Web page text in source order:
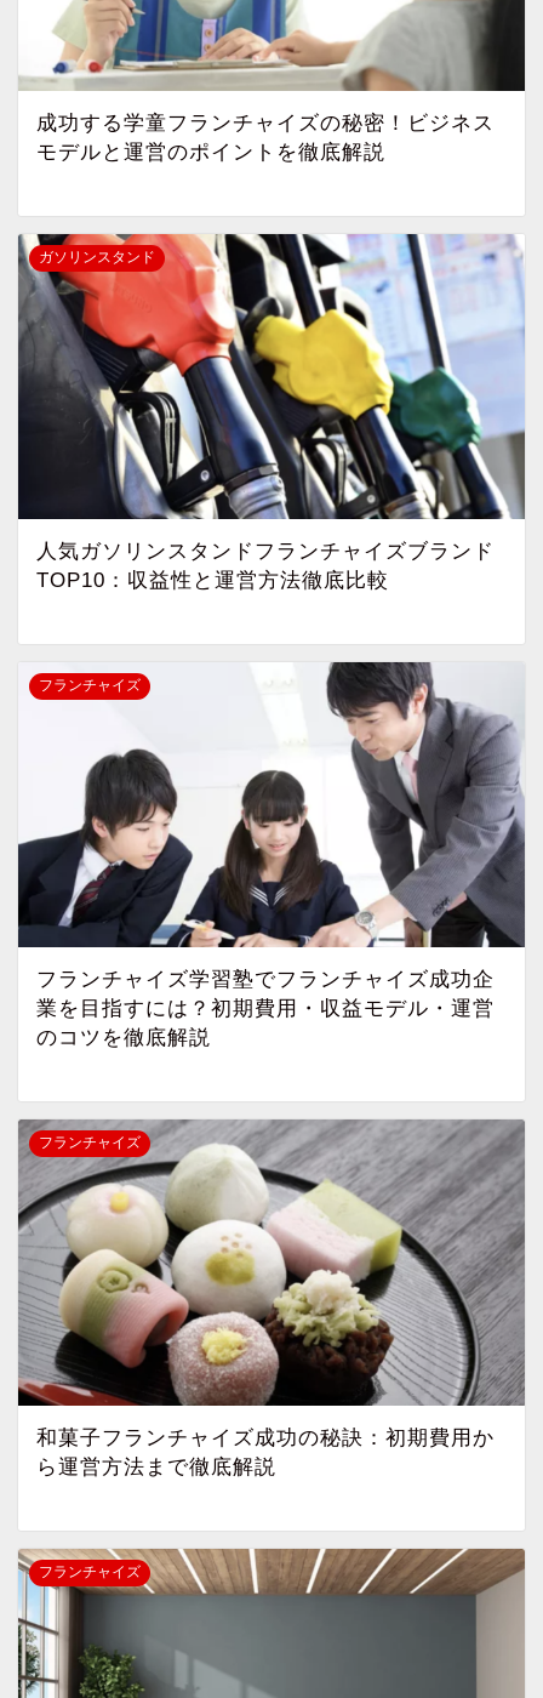
成功する学童フランチャイズの秘密！ビジネス
モデルと運営のポイントを徹底解説
ガソリンスタンド
人気ガソリンスタンドフランチャイズブランド
TOP10：収益性と運営方法徹底比較
フランチャイズ
フランチャイズ学習塾でフランチャイズ成功企
業を目指すには？初期費用・収益モデル・運営
のコツを徹底解説
フランチャイズ
和菓子フランチャイズ成功の秘訣：初期費用か
ら運営方法まで徹底解説
フランチャイズ